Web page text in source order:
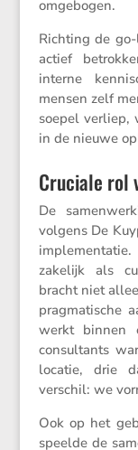
omgebogen.
Richting de
actief
interne
mensen zelf
soepel verliep,
in de nieuwe
Cruciale rol
De
volgens De
zakelijk als
bracht niet
pragma­ti­sche
werkt binnen
consul­tants
locatie, drie
verschil: we
Ook op het
speelde de